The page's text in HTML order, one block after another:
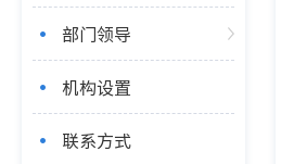
部门领导
机构设置
联系方式